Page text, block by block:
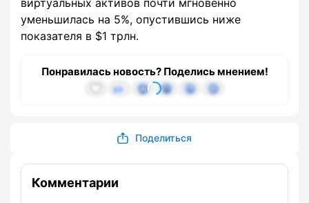
виртуальных активов почти мгновенно
уменьшилась на 5%, опустившись ниже
показателя в $1 трлн.
Понравилась новость? Поделись мнением!
Поделиться
Комментарии